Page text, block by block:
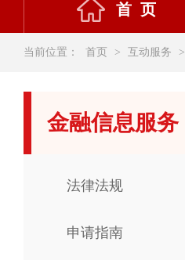
首 页
当前位置： 首页 > 互动服务 >
金融信息服务
法律法规
申请指南